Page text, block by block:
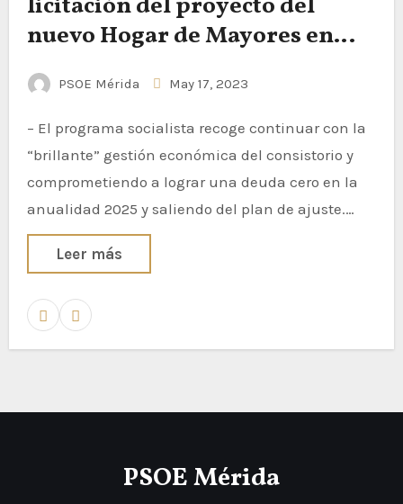
nuevo Hogar de Mayores en
Nueva Ciudad
PSOE Mérida May 17, 2023
– El programa socialista recoge continuar con la
“brillante” gestión económica del consistorio y
comprometiendo a lograr una deuda cero en la
anualidad 2025 y saliendo del plan de ajuste.…
Leer más
PSOE Mérida